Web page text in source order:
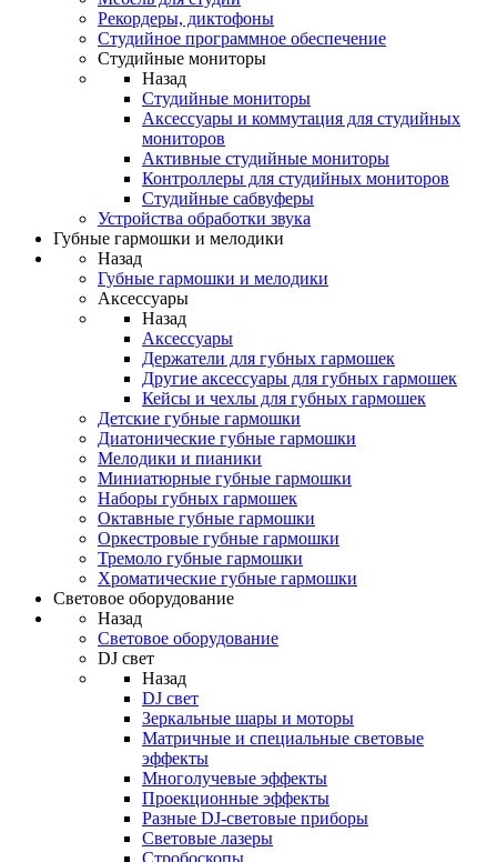
Рекордеры, диктофоны
Студийное программное обеспечение
Студийные мониторы
Назад
Студийные мониторы
Аксессуары и коммутация для студийных
мониторов
Активные студийные мониторы
Контроллеры для студийных мониторов
Студийные сабвуферы
Устройства обработки звука
Губные гармошки и мелодики
Назад
Губные гармошки и мелодики
Аксессуары
Назад
Аксессуары
Держатели для губных гармошек
Другие аксессуары для губных гармошек
Кейсы и чехлы для губных гармошек
Детские губные гармошки
Диатонические губные гармошки
Мелодики и пианики
Миниатюрные губные гармошки
Наборы губных гармошек
Октавные губные гармошки
Оркестровые губные гармошки
Тремоло губные гармошки
Хроматические губные гармошки
Световое оборудование
Назад
Световое оборудование
DJ свет
Назад
DJ свет
Зеркальные шары и моторы
Матричные и специальные световые
эффекты
Многолучевые эффекты
Проекционные эффекты
Разные DJ-световые приборы
Световые лазеры
Стробоскопы